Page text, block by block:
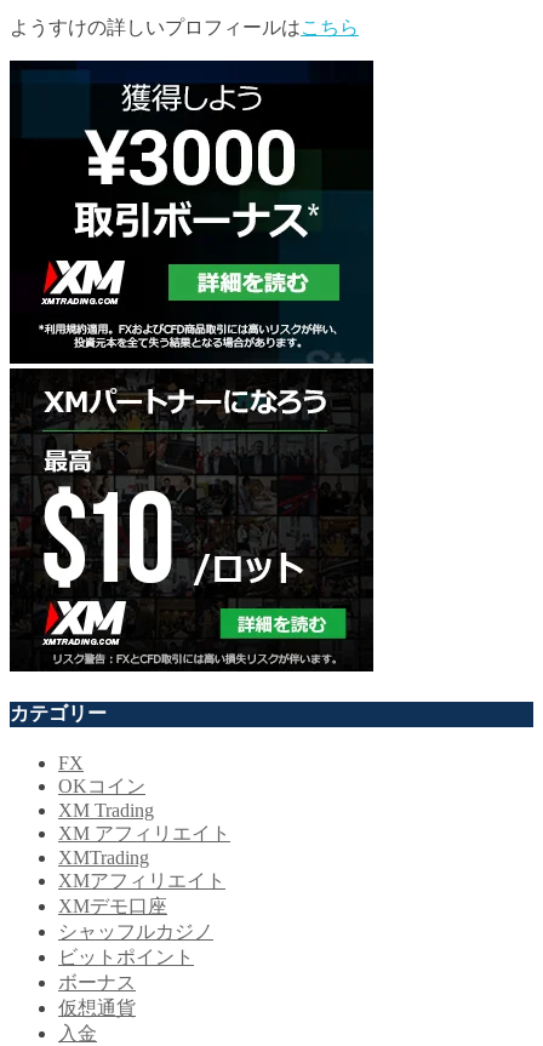
ようすけの詳しいプロフィールはこちら
カテゴリー
FX
OKコイン
XM Trading
XM アフィリエイト
XMTrading
XMアフィリエイト
XMデモ口座
シャッフルカジノ
ビットポイント
ボーナス
仮想通貨
入金